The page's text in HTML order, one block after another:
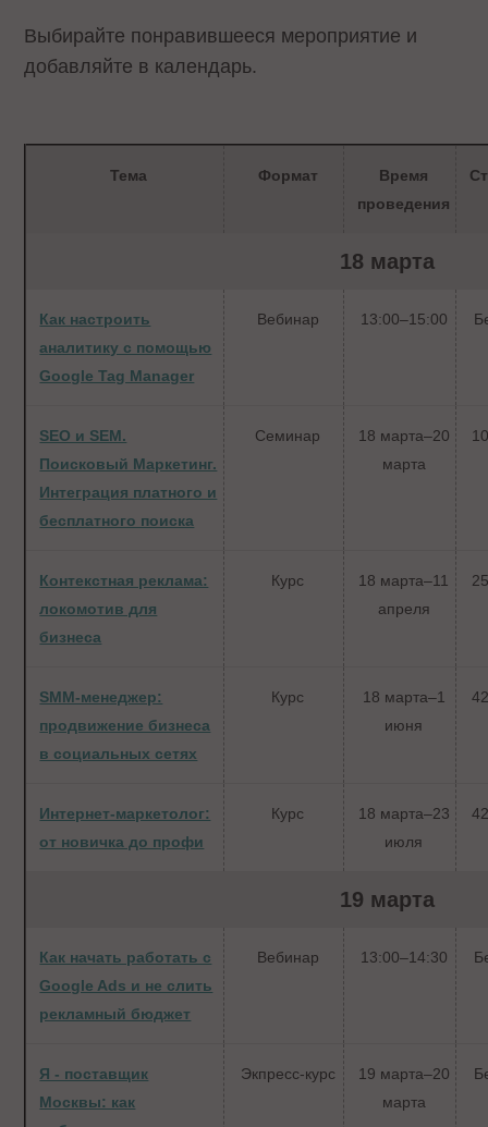
Выбирайте понравившееся мероприятие и
добавляйте в календарь.
Тема Формат
Время
проведения
18 марта
Как настроить
аналитику с помощью
Google Tag Manager
Вебинар 13:00–15:00
SEO и SEM.
Поисковый Маркетинг.
Интеграция платного и
бесплатного поиска
Семинар
18 марта–20
марта
Контекстная реклама:
локомотив для
бизнеса
Курс
18 марта–11
апреля
SMM-менеджер:
продвижение бизнеса
в социальных сетях
Курс
18 марта–1
июня
Интернет-маркетолог:
от новичка до профи
Курс
18 марта–23
июля
19 марта
Как начать работать с
Google Ads и не слить
рекламный бюджет
Вебинар 13:00–14:30
Я - поставщик
Москвы: как
Экпресс-курс
19 марта–20
марта